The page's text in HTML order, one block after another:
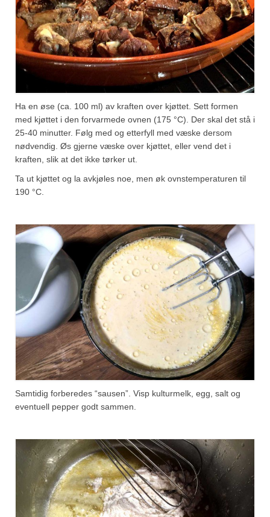
Ha en øse (ca. 100 ml) av kraften over kjøttet. Sett formen
med kjøttet i den forvarmede ovnen (175 °C). Der skal det stå i
25-40 minutter. Følg med og etterfyll med væske dersom
nødvendig. Øs gjerne væske over kjøttet, eller vend det i
kraften, slik at det ikke tørker ut.
Ta ut kjøttet og la avkjøles noe, men øk ovnstemperaturen til
190 °C.
Samtidig forberedes “sausen”. Visp kulturmelk, egg, salt og
eventuell pepper godt sammen.